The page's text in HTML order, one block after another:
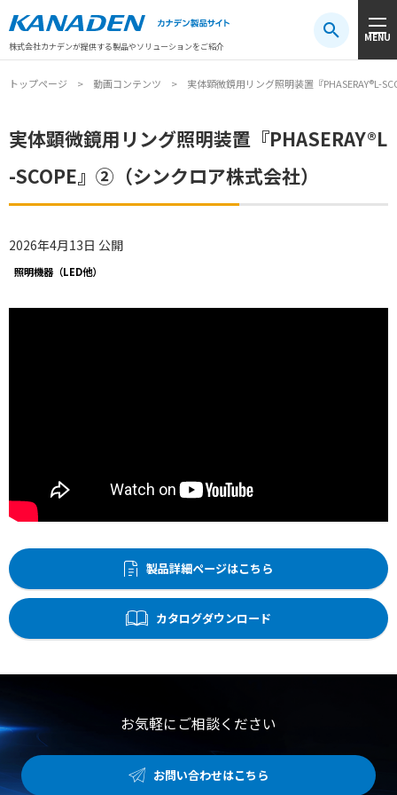
株式会社カナデンが提供する製品やソリューションをご紹介
MENU
注目キーワード#振動センサ#AGV #防爆#アシストスーツ
トップページ 動画コンテンツ 実体顕微鏡用リング照明装置『PHASERAY®L-
実体顕微鏡用リング照明装置『PHASERAY®L
-SCOPE』②（シンクロア株式会社）
2026年4月13日 公開
照明機器（LED他）
製品詳細ページはこちら
カタログダウンロード
お気軽にご相談ください
お問い合わせはこちら